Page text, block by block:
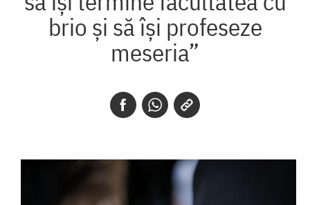
brio și să își profeseze
meseria”